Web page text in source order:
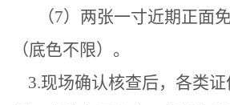
（7） 两张一寸近期正面
（底色不限）。
3.现场确认核查后，各类